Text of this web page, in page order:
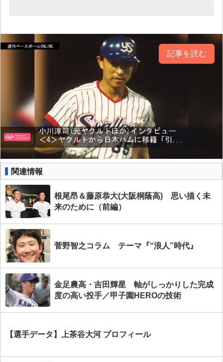
記事を読む
関連情報
根尾昂＆藤原恭大(大阪桐蔭高) 思い描く未
来のために（前編）
菅野智之コラム テーマ『“浪人”時代』
金足農高・吉田輝星 軸がしっかりした完成
度の高い投手／甲子園HEROの技術
【選手データ】上茶谷大河 プロフィール